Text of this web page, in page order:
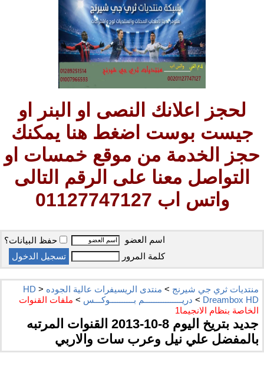
لحجز اعلانك النصى او البنر او
جيست بوست اضغط هنا يمكنك
حجز الخدمة من موقع خمسات او
التواصل معنا على الرقم التالى
واتس اب 01127747127
اسم العضو
حفظ البيانات؟
كلمة المرور
منتديات ثري جي شيرنج > منتدى الريسيفرات عالية الجوده HD >
Dreambox HD
> دريــــــــــــــــم بــــــــــوكـــس > ملفات القنوات
الخاصة بنظام الانجيما1
جديد بتريخ اليوم 8-10-2013 القنوات المرتبه
بالمفضل علي نيل وعرب سات والاربي